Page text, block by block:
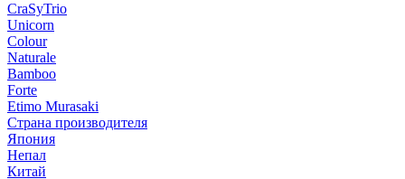
CraSyTrio
Unicorn
Colour
Naturale
Bamboo
Forte
Etimo Murasaki
Страна производителя
Япония
Непал
Китай